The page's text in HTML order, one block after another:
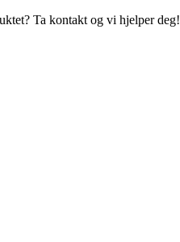
Ta kontakt og vi hjelper deg!